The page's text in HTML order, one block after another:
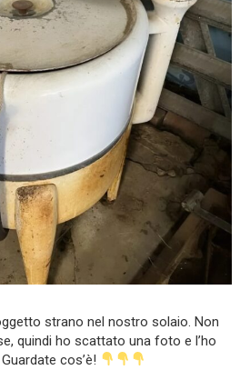
strano nel nostro solaio. Non
quindi ho scattato una foto e l’ho
Guardate cos’è!